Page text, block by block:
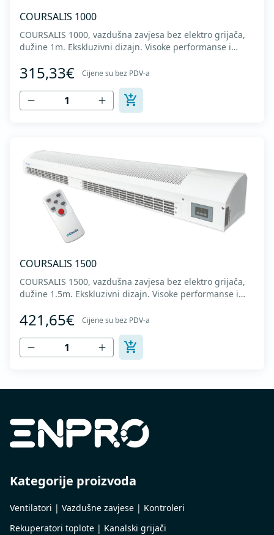
COURSALIS 1000
COURSALIS 1000, vazdušna zavjesa bez elektro grijača,
dužine 1m. Ekskluzivni dizajn. Visoke performanse i
sivoj boji. Motor 230V 50Hz. Radno kolo od plastike
(AS+fiberglass). Uključuje daljinski kontroler. Jednostavno
podešavanje pravca istrujav...
315,33€ Cijene su bez PDV-a
COURSALIS 1500
COURSALIS 1500, vazdušna zavjesa bez elektro grijača,
dužine 1.5m. Ekskluzivni dizajn. Visoke performanse i
sivoj boji. Motor 230V 50Hz. Radno kolo od plastike
(AS+fiberglass). Uključuje daljinski kontroler. Jednostavno
podešavanje pravca istruj...
421,65€ Cijene su bez PDV-a
Kategorije proizvoda
Ventilatori | Vazdušne zavjese | Kontroleri
Rekuperatori toplote | Kanalski grijači